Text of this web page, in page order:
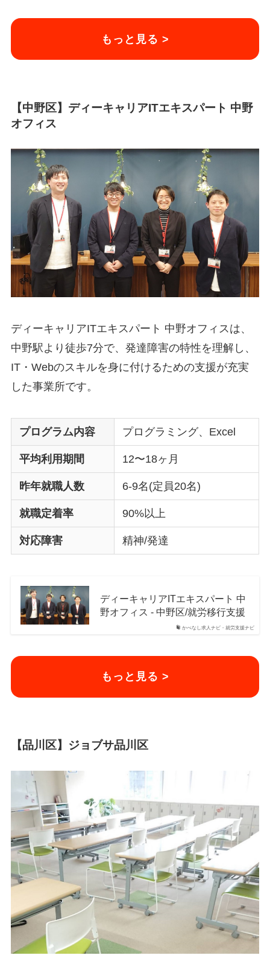
もっと見る >
【中野区】ディーキャリアITエキスパート 中野
オフィス
ディーキャリアITエキスパート 中野オフィスは、
中野駅より徒歩7分で、発達障害の特性を理解し、
IT・Webのスキルを身に付けるための支援が充実
した事業所です。
プログラム内容 プログラミング、Excel
平均利用期間 12〜18ヶ月
昨年就職人数 6-9名(定員20名)
就職定着率 90%以上
対応障害 精神/発達
かべなし求人ナビ・就労支援ナビ
ディーキャリアITエキスパート 中
野オフィス - 中野区/就労移行支援
もっと見る >
【品川区】ジョブサ品川区